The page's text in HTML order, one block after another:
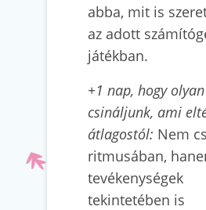
abba, mit is
az adott
játékban.
+1 nap, hogy
csináljunk, ami
átlagostól: Nem
ritmusában,
tevékenységek
tekintetében is